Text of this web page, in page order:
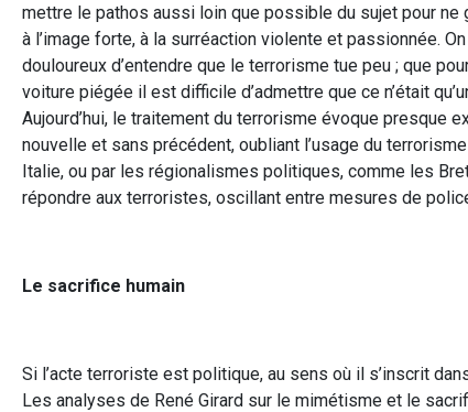
mettre le pathos aussi loin que possible du sujet pour
à l’image forte, à la surréaction violente et passionnée.
douloureux d’entendre que le terrorisme tue peu ; que
voiture piégée il est difficile d’admettre que ce n’était
Aujourd’hui, le traitement du terrorisme évoque
nouvelle et sans précédent, oubliant l’usage du
Italie, ou par les régionalismes politiques, comme les
répondre aux terroristes, oscillant entre mesures de
Le sacrifice humain
Si l’acte terroriste est politique, au sens où il s’inscrit
Les analyses de René Girard sur le mimétisme et le